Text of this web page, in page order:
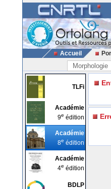
Accueil
Morphologie
TLFi
Académie
9e édition
Académie
8e édition
Académie
4e édition
BDLP